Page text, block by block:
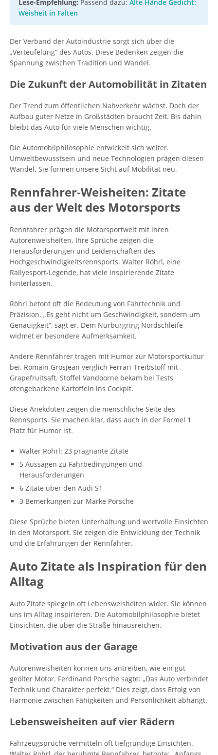
Lese-Empfehlung: Passend dazu: Alte Hände Gedicht:
Weisheit in Falten
Der Verband der Autoindustrie sorgt sich über die
„Verteufelung“ des Autos. Diese Bedenken zeigen die
Spannung zwischen Tradition und Wandel.
Die Zukunft der Automobilität in Zitaten
Der Trend zum öffentlichen Nahverkehr wächst. Doch der
Aufbau guter Netze in Großstädten braucht Zeit. Bis dahin
bleibt das Auto für viele Menschen wichtig.
Die Automobilphilosophie entwickelt sich weiter.
Umweltbewusstsein und neue Technologien prägen diesen
Wandel. Sie formen unsere Sicht auf Mobilität neu.
Rennfahrer-Weisheiten: Zitate
aus der Welt des Motorsports
Rennfahrer prägen die Motorsportwelt mit ihren
Autorenweisheiten. Ihre Sprüche zeigen die
Herausforderungen und Leidenschaften des
Hochgeschwindigkeitsrennsports. Walter Röhrl, eine
Rallyesport-Legende, hat viele inspirierende Zitate
hinterlassen.
Röhrl betont oft die Bedeutung von Fahrtechnik und
Präzision. „Es geht nicht um Geschwindigkeit, sondern um
Genauigkeit“, sagt er. Dem Nürburgring Nordschleife
widmet er besondere Aufmerksamkeit.
Andere Rennfahrer tragen mit Humor zur Motorsportkultur
bei. Romain Grosjean verglich Ferrari-Treibstoff mit
Grapefruitsaft. Stoffel Vandoorne bekam bei Tests
ofengebackene Kartoffeln ins Cockpit.
Diese Anekdoten zeigen die menschliche Seite des
Rennsports. Sie machen klar, dass auch in der Formel 1
Platz für Humor ist.
Walter Röhrl: 23 prägnante Zitate
5 Aussagen zu Fahrbedingungen und
Herausforderungen
6 Zitate über den Audi S1
3 Bemerkungen zur Marke Porsche
Diese Sprüche bieten Unterhaltung und wertvolle Einsichten
in den Motorsport. Sie zeigen die Entwicklung der Technik
und die Erfahrungen der Rennfahrer.
Auto Zitate als Inspiration für den
Alltag
Auto Zitate spiegeln oft Lebensweisheiten wider. Sie können
uns im Alltag inspirieren. Die Automobilphilosophie bietet
Einsichten, die über die Straße hinausreichen.
Motivation aus der Garage
Autorenweisheiten können uns antreiben, wie ein gut
geölter Motor. Ferdinand Porsche sagte: „Das Auto verbindet
Technik und Charakter perfekt.“ Dies zeigt, dass Erfolg von
Harmonie zwischen Fähigkeiten und Persönlichkeit abhängt.
Lebensweisheiten auf vier Rädern
Fahrzeugsprüche vermitteln oft tiefgründige Einsichten.